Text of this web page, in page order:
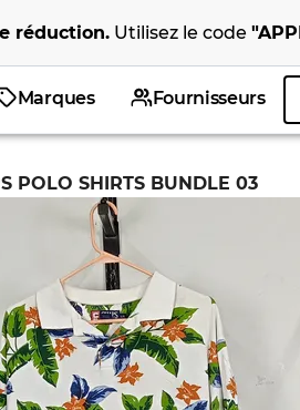
réduction. Utilisez le code "
Marques Fournisseurs
POLO SHIRTS BUNDLE 03